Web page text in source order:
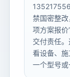
禁国密整
项方案报
交付责任
看设备、
一个型号